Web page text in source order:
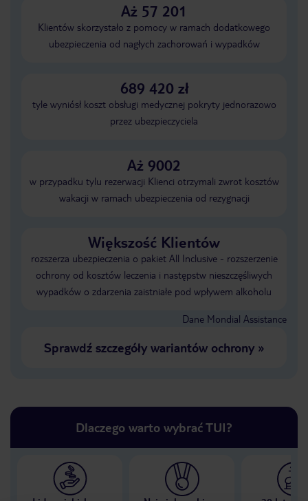
Aż 57 201
Klientów skorzystało z pomocy w ramach dodatkowego
ubezpieczenia od nagłych zachorowań i wypadków
689 420 zł
tyle wyniósł koszt obsługi medycznej pokryty jednorazowo
przez ubezpieczyciela
Aż 9002
w przypadku tylu rezerwacji Klienci otrzymali zwrot kosztów
wakacji w ramach ubezpieczenia od rezygnacji
Większość Klientów
rozszerza ubezpieczenia o pakiet All Inclusive - rozszerzenie
ochrony od kosztów leczenia i następstw nieszczęśliwych
wypadków o zdarzenia zaistniałe pod wpływem alkoholu
Dane Mondial Assistance
Sprawdź szczegóły wariantów ochrony»
Dlaczego warto wybrać TUI?